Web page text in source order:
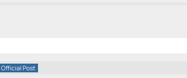
Official Post